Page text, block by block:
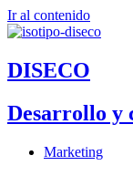
Ir al contenido
DISECO
Desarrollo y
Marketing